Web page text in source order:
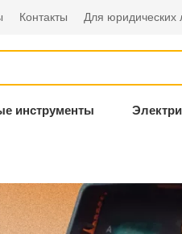
Контакты Для юридических
инструменты